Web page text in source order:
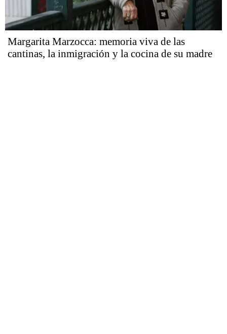
Margarita Marzocca: memoria viva de las
cantinas, la inmigración y la cocina de su madre